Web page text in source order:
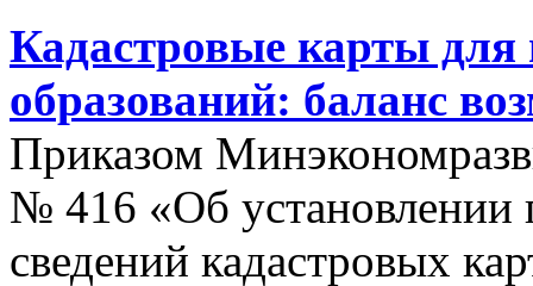
Кадастровые карты
образований: баланс
Приказом
№ 416 «Об установлении
сведений кадастровых